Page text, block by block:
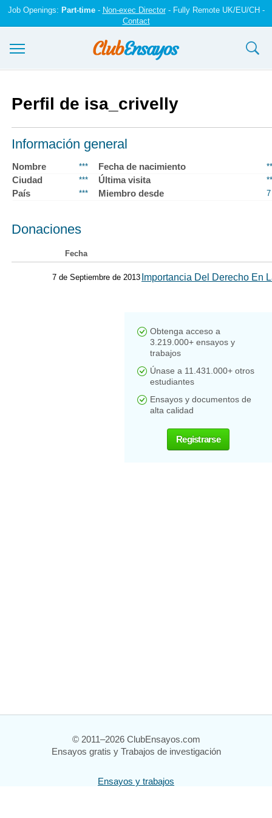
Job Openings: Part-time- Non-exec Director- Fully Remote UK/EU/CH -
Contact
Registrarse
Iniciar sesión
Contáctenos
Perfil de isa_crivelly
Información general
Nombre *** Fecha de nacimiento
Ciudad *** Última visita
País *** Miembro desde
Donaciones
Fecha
7 de Septiembre de 2013 Importancia Del Derecho En
Obtenga acceso a
3.219.000+ ensayos y
trabajos
Únase a 11.431.000+ otros
estudiantes
Ensayos y documentos de
alta calidad
Registrarse
© 2011–2026 ClubEnsayos.com
Ensayos gratis y Trabajos de investigación
Ensayos y trabajos